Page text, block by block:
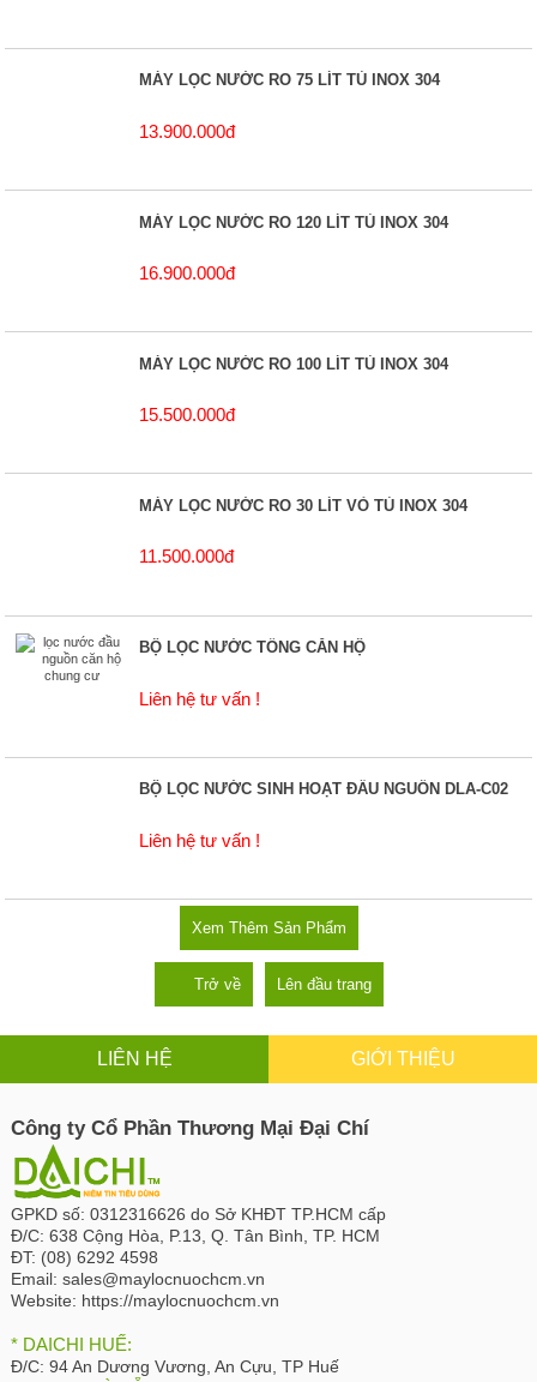
MÁY LỌC NƯỚC RO 75 LÍT TỦ INOX 304
13.900.000đ
MÁY LỌC NƯỚC RO 120 LÍT TỦ INOX 304
16.900.000đ
MÁY LỌC NƯỚC RO 100 LÍT TỦ INOX 304
15.500.000đ
MÁY LỌC NƯỚC RO 30 LÍT VỎ TỦ INOX 304
11.500.000đ
BỘ LỌC NƯỚC TỔNG CĂN HỘ
Liên hệ tư vấn !
BỘ LỌC NƯỚC SINH HOẠT ĐẦU NGUỒN DLA-C02
Liên hệ tư vấn !
Xem Thêm Sản Phẩm
Trở về Lên đầu trang
LIÊN HỆ GIỚI THIỆU
Công ty Cổ Phần Thương Mại Đại Chí
GPKD số: 0312316626 do Sở KHĐT TP.HCM cấp
Đ/C: 638 Cộng Hòa, P.13, Q. Tân Bình, TP. HCM
ĐT: (08) 6292 4598
Email: sales@maylocnuochcm.vn
Website: https://maylocnuochcm.vn
* DAICHI HUẾ:
Đ/C: 94 An Dương Vương, An Cựu, TP Huế